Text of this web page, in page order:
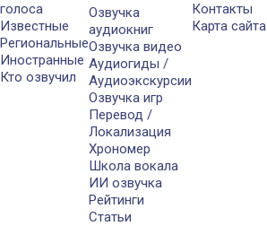
голоса
Известные
Региональные
Иностранные
Кто озвучил
Озвучка
аудиокниг
Озвучка видео
Аудиогиды /
Аудиоэкскурсии
Озвучка игр
Перевод /
Локализация
Хрономер
Школа вокала
ИИ озвучка
Рейтинги
Статьи
Контакты
Карта сайта